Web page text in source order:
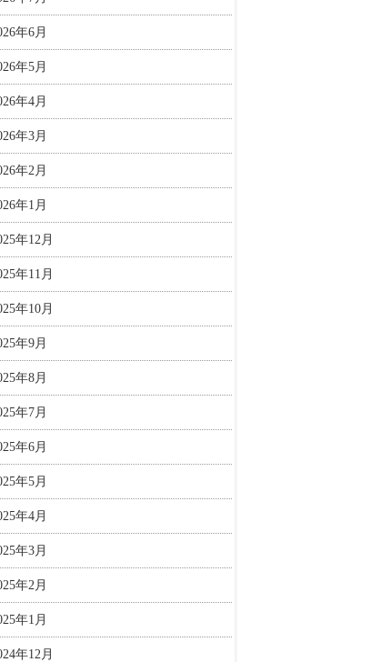
年6月
年5月
年4月
年3月
年2月
年1月
年12月
年11月
年10月
年9月
年8月
年7月
年6月
年5月
年4月
年3月
年2月
年1月
年12月